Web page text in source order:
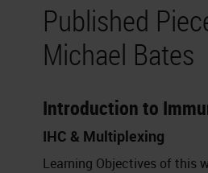
Published
Michael Bates
Introduction to
IHC & Multiplexing
Learning Objectives of this